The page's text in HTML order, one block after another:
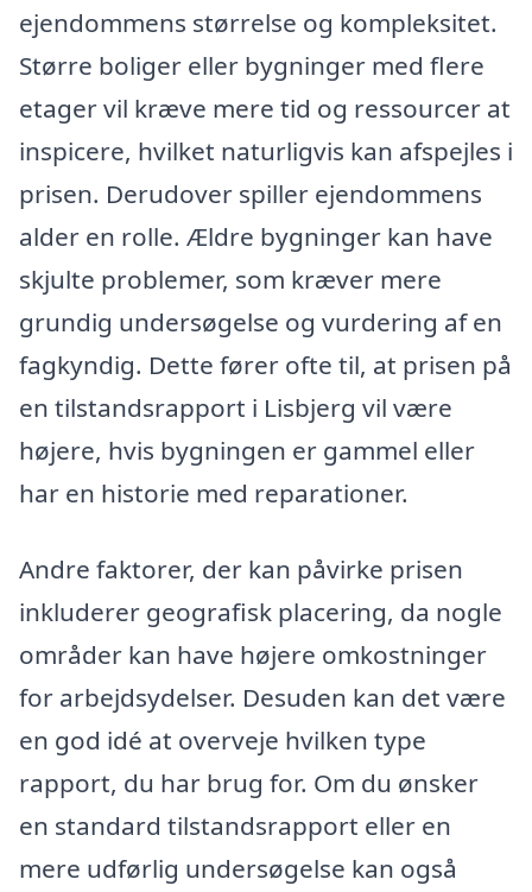
ejendommens størrelse og kompleksitet.
Større boliger eller bygninger med flere
etager vil kræve mere tid og ressourcer at
inspicere, hvilket naturligvis kan afspejles i
prisen. Derudover spiller ejendommens
alder en rolle. Ældre bygninger kan have
skjulte problemer, som kræver mere
grundig undersøgelse og vurdering af en
fagkyndig. Dette fører ofte til, at prisen på
en tilstandsrapport i Lisbjerg vil være
højere, hvis bygningen er gammel eller
har en historie med reparationer.
Andre faktorer, der kan påvirke prisen
inkluderer geografisk placering, da nogle
områder kan have højere omkostninger
for arbejdsydelser. Desuden kan det være
en god idé at overveje hvilken type
rapport, du har brug for. Om du ønsker
en standard tilstandsrapport eller en
mere udførlig undersøgelse kan også